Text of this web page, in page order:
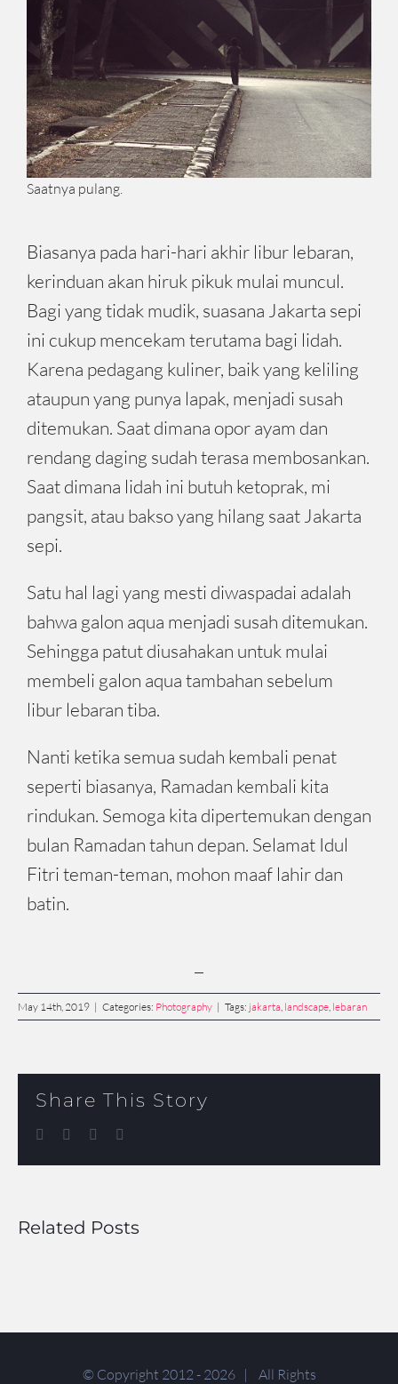
Saatnya pulang.
Biasanya pada hari-hari akhir libur lebaran,
kerinduan akan hiruk pikuk mulai muncul.
Bagi yang tidak mudik, suasana Jakarta sepi
ini cukup mencekam terutama bagi lidah.
Karena pedagang kuliner, baik yang keliling
ataupun yang punya lapak, menjadi susah
ditemukan. Saat dimana opor ayam dan
rendang daging sudah terasa membosankan.
Saat dimana lidah ini butuh ketoprak, mi
pangsit, atau bakso yang hilang saat Jakarta
sepi.
Satu hal lagi yang mesti diwaspadai adalah
bahwa galon aqua menjadi susah ditemukan.
Sehingga patut diusahakan untuk mulai
membeli galon aqua tambahan sebelum
libur lebaran tiba.
Nanti ketika semua sudah kembali penat
seperti biasanya, Ramadan kembali kita
rindukan. Semoga kita dipertemukan dengan
bulan Ramadan tahun depan. Selamat Idul
Fitri teman-teman, mohon maaf lahir dan
batin.
May 14th, 2019 | Categories: Photography | Tags: jakarta, landscape, lebaran
Share This Story
Facebook
TwitterLinkedIn
Related Posts
© Copyright 2012 - 2026 | All Rights